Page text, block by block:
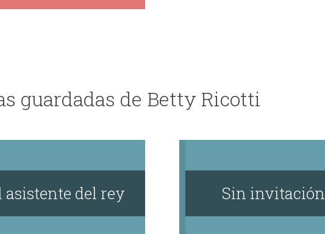
guardadas de Betty Ricotti
asistente del rey Sin invitación